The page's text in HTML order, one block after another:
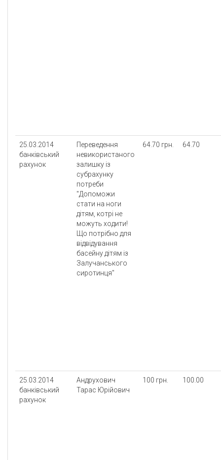
25.03.2014
банківський
рахунок
Переведення
невикористаного
залишку із
субрахунку
потреби
"Допоможи
стати на ноги
дітям, котрі не
можуть ходити!
Що потрібно для
відвідування
басейну дітям із
Залучанського
сиротинця"
64.70 грн. 64.70
25.03.2014
банківський
рахунок
Андрухович
Тарас Юрійович
100 грн. 100.00